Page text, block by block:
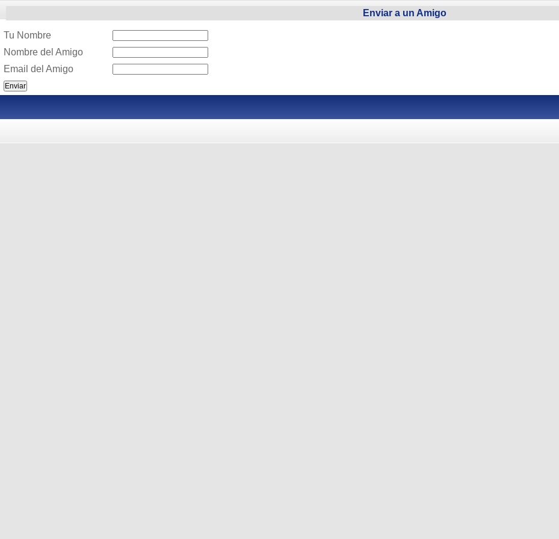
Enviar a un Amigo
Tu Nombre
Nombre del Amigo
Email del Amigo